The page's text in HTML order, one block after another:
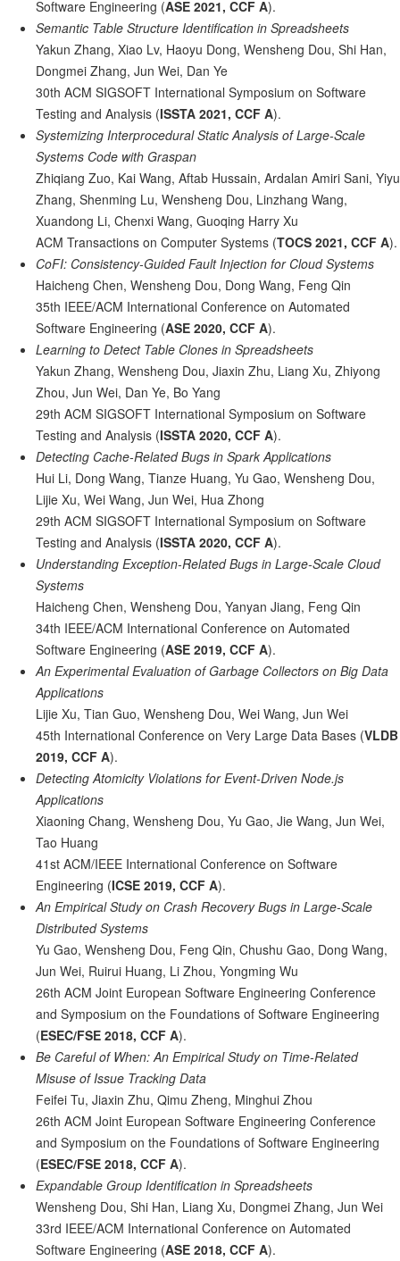
Software Engineering (ASE 2021, CCF A).
Semantic Table Structure Identification in Spreadsheets
Yakun Zhang, Xiao Lv, Haoyu Dong, Wensheng Dou, Shi Han,
Dongmei Zhang, Jun Wei, Dan Ye
30th ACM SIGSOFT International Symposium on Software
Testing and Analysis (ISSTA 2021, CCF A).
Systemizing Interprocedural Static Analysis of Large-Scale
Systems Code with Graspan
Zhiqiang Zuo, Kai Wang, Aftab Hussain, Ardalan Amiri Sani, Yiyu
Zhang, Shenming Lu, Wensheng Dou, Linzhang Wang,
Xuandong Li, Chenxi Wang, Guoqing Harry Xu
ACM Transactions on Computer Systems (TOCS 2021, CCF A).
CoFI: Consistency-Guided Fault Injection for Cloud Systems
Haicheng Chen, Wensheng Dou, Dong Wang, Feng Qin
35th IEEE/ACM International Conference on Automated
Software Engineering (ASE 2020, CCF A).
Learning to Detect Table Clones in Spreadsheets
Yakun Zhang, Wensheng Dou, Jiaxin Zhu, Liang Xu, Zhiyong
Zhou, Jun Wei, Dan Ye, Bo Yang
29th ACM SIGSOFT International Symposium on Software
Testing and Analysis (ISSTA 2020, CCF A).
Detecting Cache-Related Bugs in Spark Applications
Hui Li, Dong Wang, Tianze Huang, Yu Gao, Wensheng Dou,
Lijie Xu, Wei Wang, Jun Wei, Hua Zhong
29th ACM SIGSOFT International Symposium on Software
Testing and Analysis (ISSTA 2020, CCF A).
Understanding Exception-Related Bugs in Large-Scale Cloud
Systems
Haicheng Chen, Wensheng Dou, Yanyan Jiang, Feng Qin
34th IEEE/ACM International Conference on Automated
Software Engineering (ASE 2019, CCF A).
An Experimental Evaluation of Garbage Collectors on Big Data
Applications
Lijie Xu, Tian Guo, Wensheng Dou, Wei Wang, Jun Wei
45th International Conference on Very Large Data Bases (VLDB
2019, CCF A).
Detecting Atomicity Violations for Event-Driven Node.js
Applications
Xiaoning Chang, Wensheng Dou, Yu Gao, Jie Wang, Jun Wei,
Tao Huang
41st ACM/IEEE International Conference on Software
Engineering (ICSE 2019, CCF A).
An Empirical Study on Crash Recovery Bugs in Large-Scale
Distributed Systems
Yu Gao, Wensheng Dou, Feng Qin, Chushu Gao, Dong Wang,
Jun Wei, Ruirui Huang, Li Zhou, Yongming Wu
26th ACM Joint European Software Engineering Conference
and Symposium on the Foundations of Software Engineering
(ESEC/FSE 2018, CCF A).
Be Careful of When: An Empirical Study on Time-Related
Misuse of Issue Tracking Data
Feifei Tu, Jiaxin Zhu, Qimu Zheng, Minghui Zhou
26th ACM Joint European Software Engineering Conference
and Symposium on the Foundations of Software Engineering
(ESEC/FSE 2018, CCF A).
Expandable Group Identification in Spreadsheets
Wensheng Dou, Shi Han, Liang Xu, Dongmei Zhang, Jun Wei
33rd IEEE/ACM International Conference on Automated
Software Engineering (ASE 2018, CCF A).